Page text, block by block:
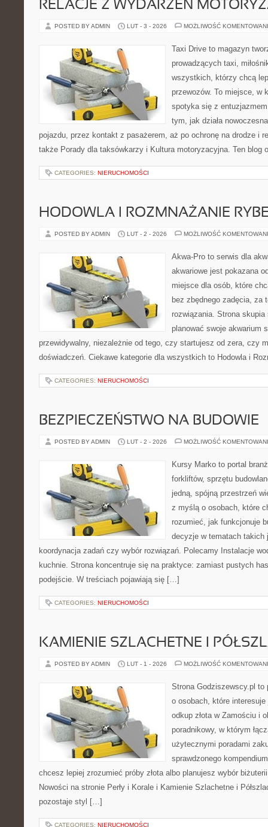
RELACJE Z WYDARZEŃ
POSTED BY ADMIN LUT - 3 - 2026 MOŻLIWOŚĆ
Taxi Drive to magazyn
prowadzących taxi,
wszystkich, którzy chcą
przewozów. To miejsce, w
spotyka się z
tym, jak działa
pojazdu, przez kontakt z pasażerem, aż po ochronę na drodze i
także Porady dla taksówkarzy i Kultura motoryzacyjna. Ten
CATEGORIES: NIERUCHOMOŚCI
HODOWLA I ROZMNAŻANIE
POSTED BY ADMIN LUT - 2 - 2026 MOŻLIWOŚĆ
Akwa-Pro to serwis dla
akwariowe jest pokazana
miejsce dla osób, które
bez zbędnego zadęcia, za
rozwiązania. Strona
planować swoje akwarium
przewidywalny, niezależnie od tego, czy startujesz od zera, czy
doświadczeń. Ciekawe kategorie dla wszystkich to Hodowla i
CATEGORIES: NIERUCHOMOŚCI
BEZPIECZEŃSTWO NA BUDOWIE
POSTED BY ADMIN LUT - 2 - 2026 MOŻLIWOŚĆ
Kursy Marko to portal
forkliftów, sprzętu
jedną, spójną przestrzeń
z myślą o osobach, które
rozumieć, jak funkcjonuje
decyzje w tematach takich
koordynacja zadań czy wybór rozwiązań. Polecamy Instalacje
kuchnie. Strona koncentruje się na praktyce: zamiast pustych
podejście. W treściach pojawiają się […]
CATEGORIES: NIERUCHOMOŚCI
KAMIENIE SZLACHETNE I
POSTED BY ADMIN LUT - 1 - 2026 MOŻLIWOŚĆ
Strona Godziszewscy.pl to
o osobach, które
odkup złota w Zamościu i
poradnikowy, w którym
użytecznymi poradami
sprawdzonego
chcesz lepiej zrozumieć próby złota albo planujesz wybór
Nowości na stronie Perły i Korale i Kamienie Szlachetne i
pozostaje styl […]
CATEGORIES: NIERUCHOMOŚCI